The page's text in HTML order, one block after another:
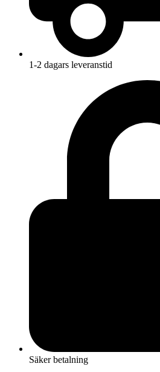
1-2 dagars leveranstid
Säker betalning